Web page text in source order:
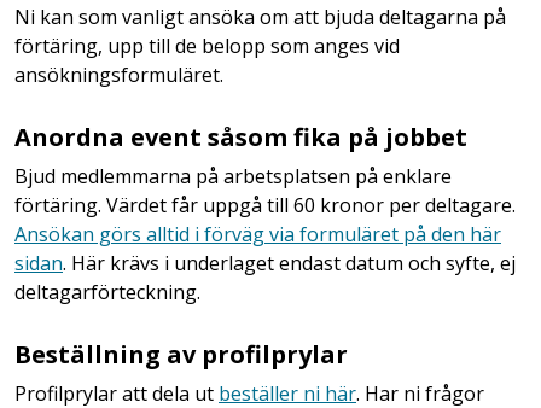
Ni kan som vanligt ansöka om att bjuda deltagarna på
förtäring, upp till de belopp som anges vid
ansökningsformuläret.
Anordna event såsom fika på jobbet
Bjud medlemmarna på arbetsplatsen på enklare
förtäring. Värdet får uppgå till 60 kronor per deltagare.
Ansökan görs alltid i förväg via formuläret på den här
sidan. Här krävs i underlaget endast datum och syfte, ej
deltagarförteckning.
Beställning av profilprylar
Profilprylar att dela ut beställer ni här. Har ni frågor